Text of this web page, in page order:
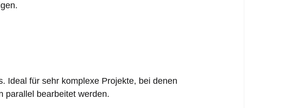
Ideal für sehr komplexe Projekte, bei denen
parallel bearbeitet werden.